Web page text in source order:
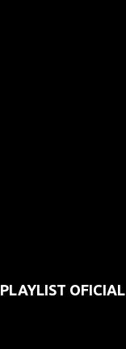
PLAYLIST OFICIAL